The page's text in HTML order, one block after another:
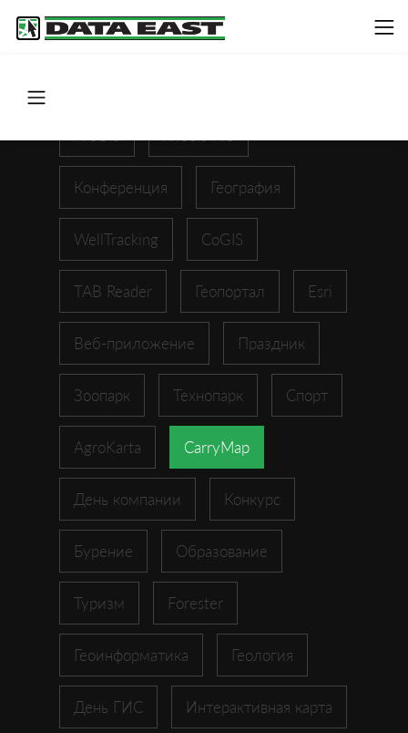
Конференция География
WellTracking CoGIS
TAB Reader Геопортал Esri
Веб-приложение Праздник
Зоопарк Технопарк Спорт
AgroKarta CarryMap
День компании Конкурс
Бурение Образование
Туризм Forester
Геоинформатика Геология
День ГИС Интерактивная карта